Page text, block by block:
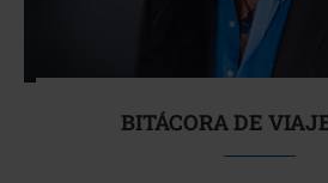
BITÁCORA DE